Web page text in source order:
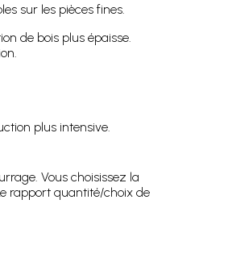
sur les pièces fines.
de bois plus épaisse.
plus intensive.
Vous choisissez la
rapport quantité/choix de